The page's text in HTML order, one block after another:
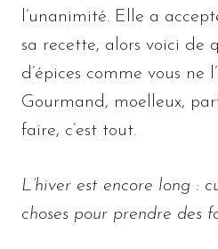
l’unanimité. Elle a
sa recette, alors voici de
d’épices comme vous ne
Gourmand, moelleux,
faire, c’est tout.
L’hiver est encore long :
choses pour prendre des